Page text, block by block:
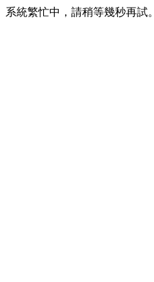
系統繁忙中，請稍等幾秒再試。